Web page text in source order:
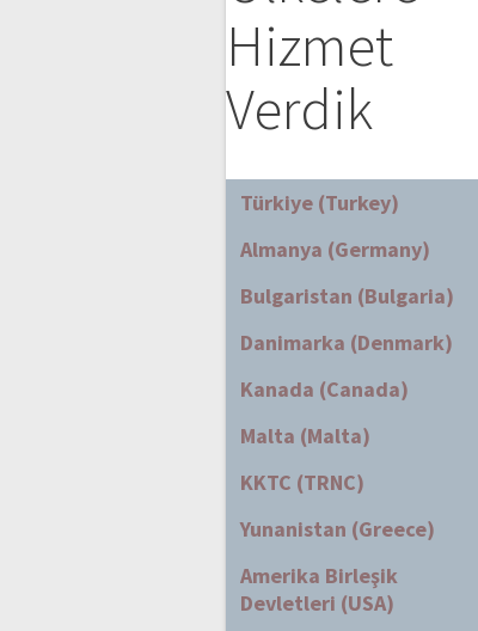
Hizmet
Verdik
Türkiye (Turkey)
Almanya (Germany)
Bulgaristan (Bulgaria)
Danimarka (Denmark)
Kanada (Canada)
Malta (Malta)
KKTC (TRNC)
Yunanistan (Greece)
Amerika Birleşik
Devletleri (USA)